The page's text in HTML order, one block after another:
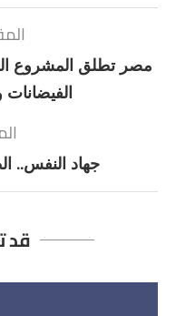
مصر تطلق المشروع
الفيضانات
جهاد النفس..
قد